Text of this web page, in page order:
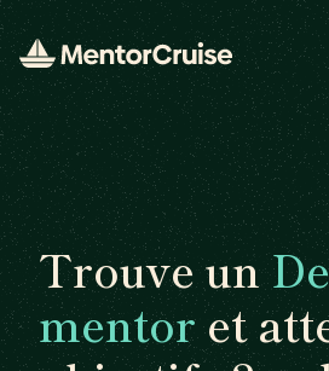
Trouve un
mentoret